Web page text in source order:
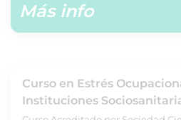
Más info
Curso en Estrés
Instituciones